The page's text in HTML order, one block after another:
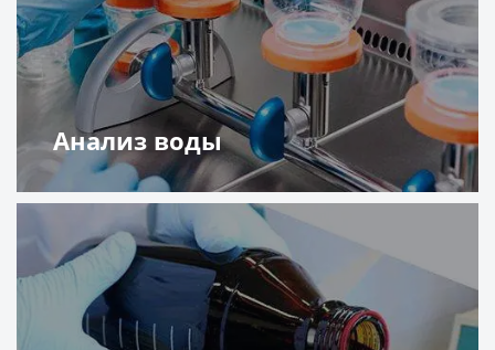
Анализ воды
Подробнее